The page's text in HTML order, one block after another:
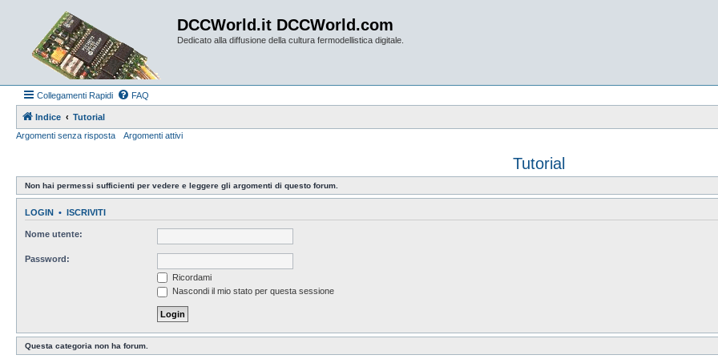
DCCWorld.it DCCWorld.com
Dedicato alla diffusione della cultura fermodellistica digitale.
Collegamenti Rapidi FAQ
Indice
Tutorial
Argomenti senza risposta
Argomenti attivi
Tutorial
Non hai permessi sufficienti per vedere e leggere gli argomenti di questo forum.
LOGIN • ISCRIVITI
Nome utente:
Password:
Ricordami
Nascondi il mio stato per questa sessione
Questa categoria non ha forum.